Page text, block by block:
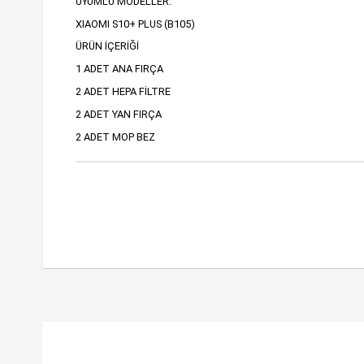
XIAOMI S10+ PLUS (B105)
ÜRÜN İÇERİĞİ
1 ADET ANA FIRÇA
2 ADET HEPA FİLTRE
2 ADET YAN FIRÇA
2 ADET MOP BEZ